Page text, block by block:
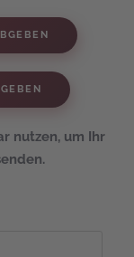
nutzen, um Ihr